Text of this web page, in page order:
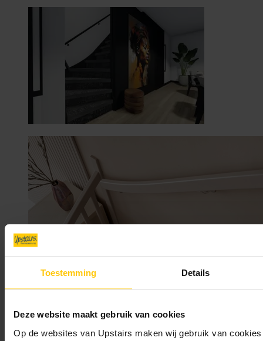
Toestemming Details
Deze website maakt gebruik van cookies
Op de websites van Upstairs maken wij gebruik van